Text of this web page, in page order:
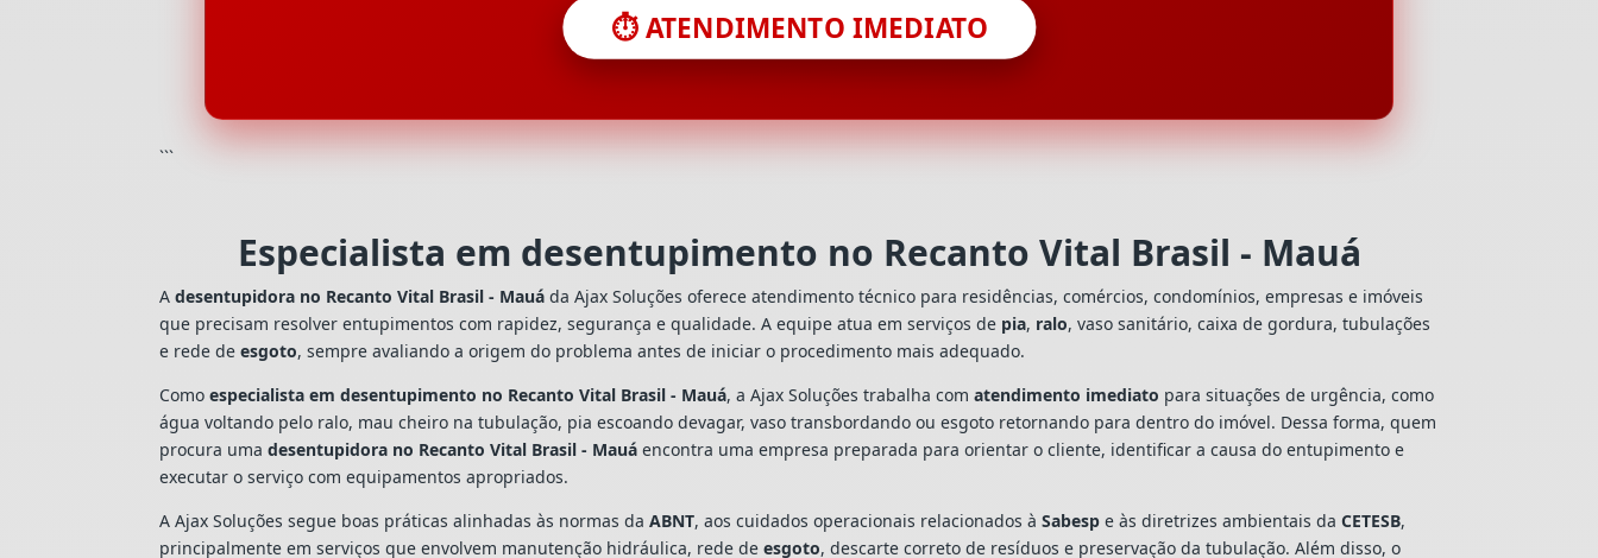
⏱️ ATENDIMENTO IMEDIATO
```
Especialista em desentupimento no Recanto Vital Brasil - Mauá
Adesentupidora no Recanto Vital Brasil - Mauá da Ajax Soluções oferece atendimento técnico para residências, comércios, condomínios, empresas e imóveis
que precisam resolver entupimentos com rapidez, segurança e qualidade. A equipe atua em serviços de pia, ralo, vaso sanitário, caixa de gordura, tubulações
e rede deesgoto, sempre avaliando a origem do problema antes de iniciar o procedimento mais adequado.
Comoespecialista em desentupimento no Recanto Vital Brasil - Mauá, a Ajax Soluções trabalha comatendimento imediato para situações de urgência, como
água voltando pelo ralo, mau cheiro na tubulação, pia escoando devagar, vaso transbordando ou esgoto retornando para dentro do imóvel. Dessa forma, quem
procura umadesentupidora no Recanto Vital Brasil - Mauá encontra uma empresa preparada para orientar o cliente, identificar a causa do entupimento e
executar o serviço com equipamentos apropriados.
A Ajax Soluções segue boas práticas alinhadas às normas daABNT, aos cuidados operacionais relacionados àSabesp e às diretrizes ambientais daCETESB,
principalmente em serviços que envolvem manutenção hidráulica, rede deesgoto, descarte correto de resíduos e preservação da tubulação. Além disso, o